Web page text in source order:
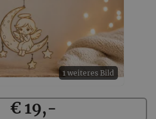
1 weiteres Bild
€ 19,-